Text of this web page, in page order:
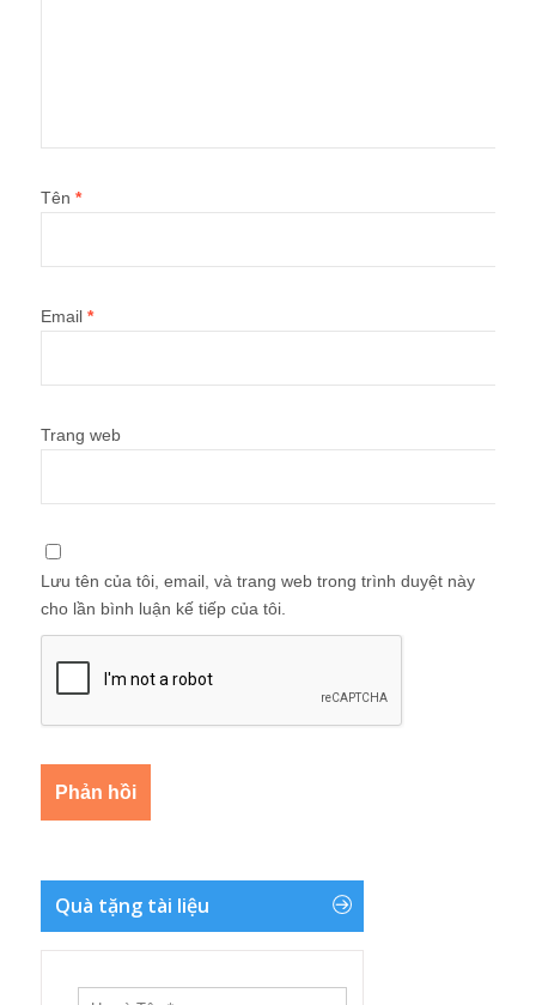
Tên *
Email *
Trang web
Lưu tên của tôi, email, và trang web trong trình duyệt này
cho lần bình luận kế tiếp của tôi.
Quà tặng tài liệu